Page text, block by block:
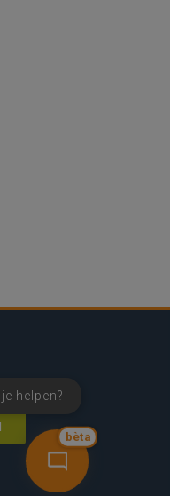
bèta
helpen?